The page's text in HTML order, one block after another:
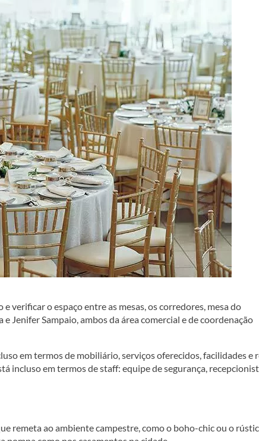
verificar o espaço entre as mesas, os corredores, mesa do
Jenifer Sampaio, ambos da área comercial e de coordenação
em termos de mobiliário, serviços oferecidos, facilidades e
incluso em termos de staff: equipe de segurança,
remeta ao ambiente campestre, como o boho-chic ou o